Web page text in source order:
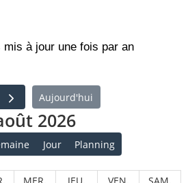
mis à jour une fois par an
Aujourd'hui
2026
Jour Planning